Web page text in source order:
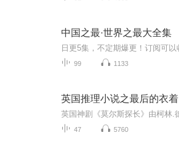
中国之最·世界之最大全集
99 1133
英国推理小说之最后的衣着
47 5760